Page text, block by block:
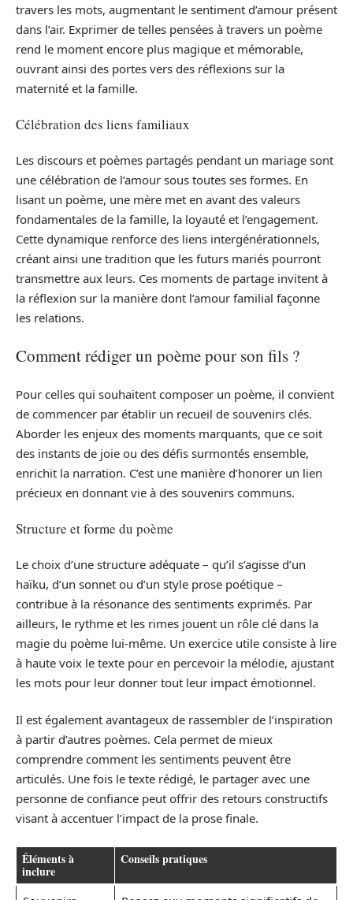
travers les mots, augmentant le sentiment d’amour présent
dans l’air. Exprimer de telles pensées à travers un poème
rend le moment encore plus magique et mémorable,
ouvrant ainsi des portes vers des réflexions sur la
maternité et la famille.
Célébration des liens familiaux
Les discours et poèmes partagés pendant un mariage sont
une célébration de l’amour sous toutes ses formes. En
lisant un poème, une mère met en avant des valeurs
fondamentales de la famille, la loyauté et l’engagement.
Cette dynamique renforce des liens intergénérationnels,
créant ainsi une tradition que les futurs mariés pourront
transmettre aux leurs. Ces moments de partage invitent à
la réflexion sur la manière dont l’amour familial façonne
les relations.
Comment rédiger un poème pour son fils ?
Pour celles qui souhaitent composer un poème, il convient
de commencer par établir un recueil de souvenirs clés.
Aborder les enjeux des moments marquants, que ce soit
des instants de joie ou des défis surmontés ensemble,
enrichit la narration. C’est une manière d’honorer un lien
précieux en donnant vie à des souvenirs communs.
Structure et forme du poème
Le choix d’une structure adéquate – qu’il s’agisse d’un
haïku, d’un sonnet ou d’un style prose poétique –
contribue à la résonance des sentiments exprimés. Par
ailleurs, le rythme et les rimes jouent un rôle clé dans la
magie du poème lui-même. Un exercice utile consiste à lire
à haute voix le texte pour en percevoir la mélodie, ajustant
les mots pour leur donner tout leur impact émotionnel.
Il est également avantageux de rassembler de l’inspiration
à partir d’autres poèmes. Cela permet de mieux
comprendre comment les sentiments peuvent être
articulés. Une fois le texte rédigé, le partager avec une
personne de confiance peut offrir des retours constructifs
visant à accentuer l’impact de la prose finale.
Éléments à
inclure
Conseils pratiques